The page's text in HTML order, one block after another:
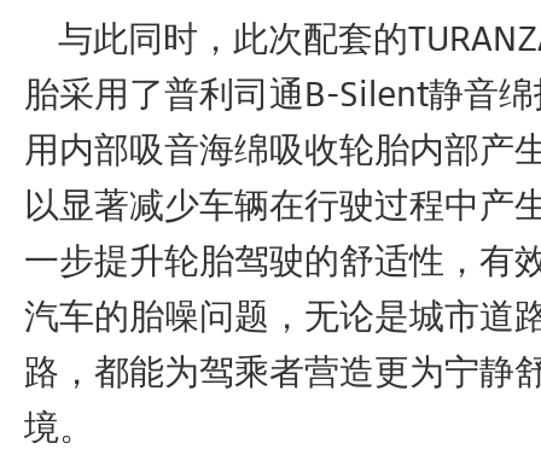
与此同时，此次配套的
胎采用了普利司通B-Silent静音
用内部吸音海绵吸收轮胎内部产
以显著减少车辆在行驶过程中产
一步提升轮胎驾驶的舒适性，有
汽车的胎噪问题，无论是城市道
路，都能为驾乘者营造更为宁静
境。